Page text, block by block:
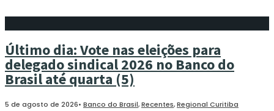
Último dia: Vote nas eleições para
delegado sindical 2026 no Banco do
Brasil até quarta (5)
5 de agosto de 2026• Banco do Brasil,Recentes,Regional Curitiba